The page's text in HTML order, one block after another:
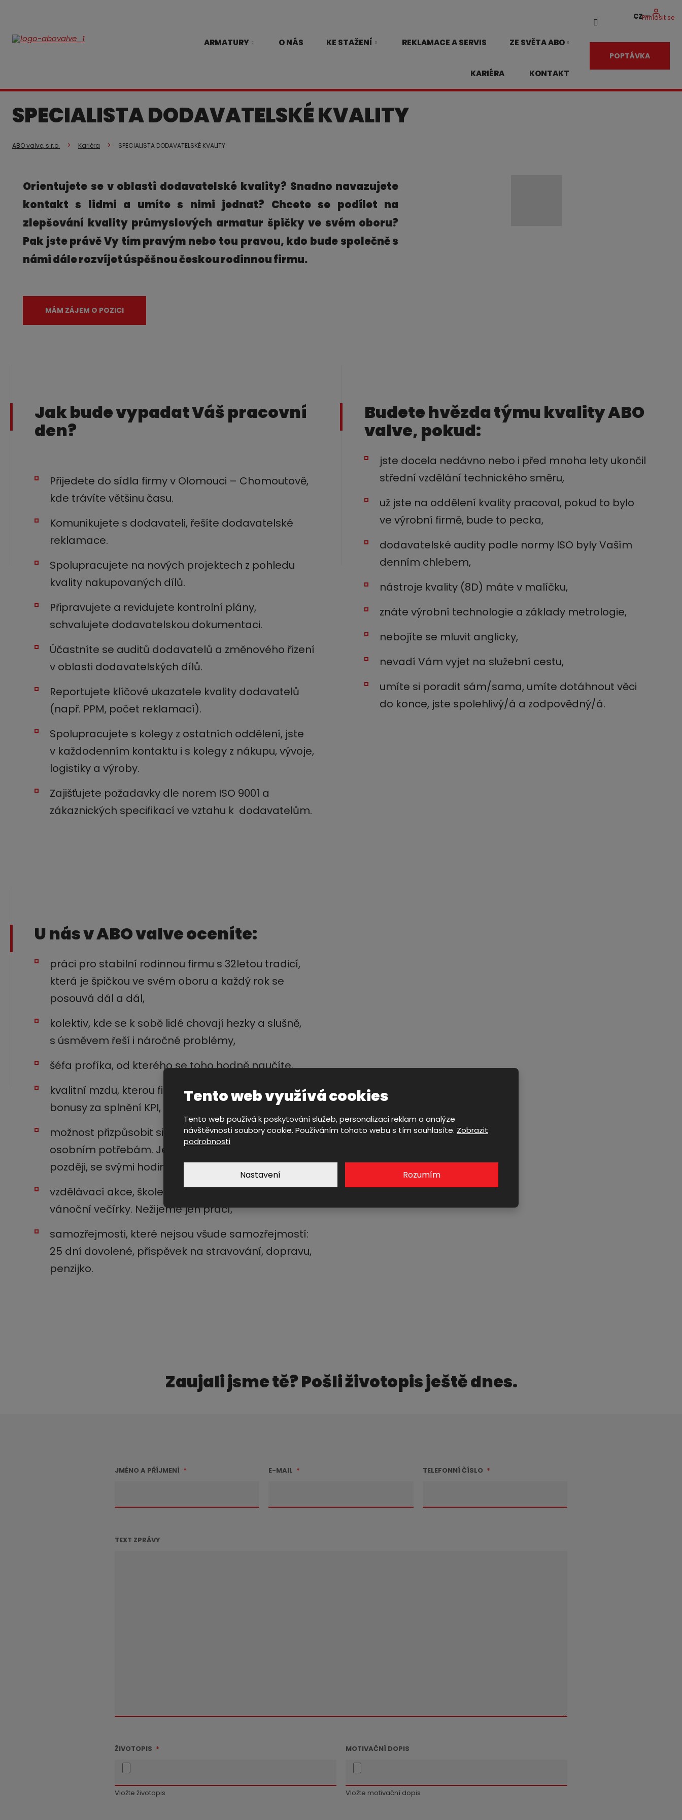
ARMATURY O NÁS KE STAŽENÍ REKLAMACE A SERVIS ZE SVĚTA ABO
KARIÉRA KONTAKT
Vyhledávání
CZPřihlásit se
POPTÁVKA
SPECIALISTA DODAVATELSKÉ KVALITY
ABO valve, s.r.o. Kariéra SPECIALISTA DODAVATELSKÉ KVALITY
Orientujete se v oblasti dodavatelské kvality? Snadno navazujete
kontakt s lidmi a umíte s nimi jednat? Chcete se podílet na
zlepšování kvality průmyslových armatur špičky ve svém oboru?
Pak jste právě Vy tím pravým nebo tou pravou, kdo bude společně s
námi dále rozvíjet úspěšnou českou rodinnou firmu.
MÁM ZÁJEM O POZICI
Jak bude vypadat Váš pracovní
den?
Přijedete do sídla firmy v Olomouci – Chomoutově,
kde trávíte většinu času.
Komunikujete s dodavateli, řešíte dodavatelské
reklamace.
Spolupracujete na nových projektech z pohledu
kvality nakupovaných dílů.
Připravujete a revidujete kontrolní plány,
schvalujete dodavatelskou dokumentaci.
Účastníte se auditů dodavatelů a změnového řízení
v oblasti dodavatelských dílů.
Reportujete klíčové ukazatele kvality dodavatelů
(např. PPM, počet reklamací).
Spolupracujete s kolegy z ostatních oddělení, jste
v každodenním kontaktu i s kolegy z nákupu, vývoje,
logistiky a výroby.
Zajišťujete požadavky dle norem ISO 9001 a
zákaznických specifikací ve vztahu k dodavatelům.
Budete hvězda týmu kvality ABO
valve, pokud:
jste docela nedávno nebo i před mnoha lety ukončil
střední vzdělání technického směru,
už jste na oddělení kvality pracoval, pokud to bylo
ve výrobní firmě, bude to pecka,
dodavatelské audity podle normy ISO byly Vaším
denním chlebem,
nástroje kvality (8D) máte v malíčku,
znáte výrobní technologie a základy metrologie,
nebojíte se mluvit anglicky,
nevadí Vám vyjet na služební cestu,
umíte si poradit sám/sama, umíte dotáhnout věci
do konce, jste spolehlivý/á a zodpovědný/á.
U nás v ABO valve oceníte:
práci pro stabilní rodinnou firmu s 32letou tradicí,
která je špičkou ve svém oboru a každý rok se
posouvá dál a dál,
kolektiv, kde se k sobě lidé chovají hezky a slušně,
s úsměvem řeší i náročné problémy,
šéfa profíka, od kterého se toho hodně naučíte,
kvalitní mzdu, kterou firma pravidelně navyšuje o
bonusy za splnění KPI,
možnost přizpůsobit si pracovní dobu svým
osobním potřebám. Jeden den přijdete dřív, jiný
později, se svými hodinami navíc hospodaříte sami,
vzdělávací akce, školení, super grilovačky a skvělé
vánoční večírky. Nežijeme jen prací,
samozřejmosti, které nejsou všude samozřejmostí:
25 dní dovolené, příspěvek na stravování, dopravu,
penzijko.
Zaujali jsme tě? Pošli životopis ještě dnes.
JMÉNO A PŘÍJMENÍ * E-MAIL * TELEFONNÍ ČÍSLO *
TEXT ZPRÁVY
ŽIVOTOPIS *
Vložte životopis
MOTIVAČNÍ DOPIS
Vložte motivační dopis
Tento web využívá cookies
Tento web používá k poskytování služeb, personalizaci reklam a analýze
návštěvnosti soubory cookie. Používáním tohoto webu s tím souhlasíte. Zobrazit
podrobnosti
Nastavení Rozumím